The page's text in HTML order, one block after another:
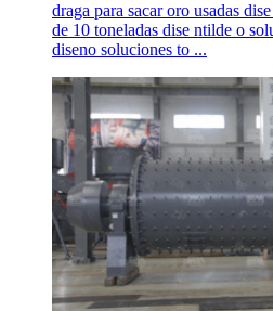
draga para sacar oro usadas
de 10 toneladas dise ntilde o
diseno soluciones to ...